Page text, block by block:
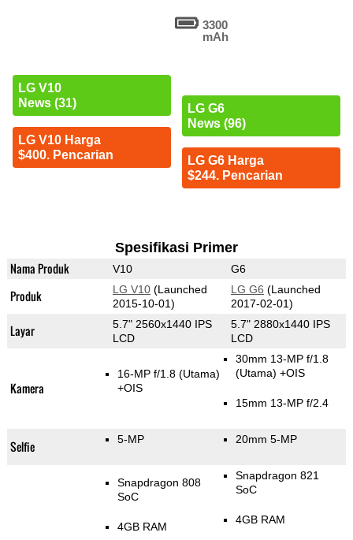
LG V10
News (31)
LG V10 Harga
$400. Pencarian
3300
mAh
LG G6
News (96)
LG G6 Harga
$244. Pencarian
Spesifikasi Primer
Nama Produk V10 G6
Produk LG V10(Launched
2015-10-01)
LG G6 (Launched
2017-02-01)
Layar
5.7" 2560x1440 IPS
LCD
5.7" 2880x1440 IPS
LCD
Kamera
16-MP f/1.8 (Utama)
+OIS
30mm 13-MP f/1.8
(Utama) +OIS
15mm 13-MP f/2.4
Selfie 5-MP 20mm 5-MP
Snapdragon 808
SoC
4GB RAM
Snapdragon 821
SoC
4GB RAM